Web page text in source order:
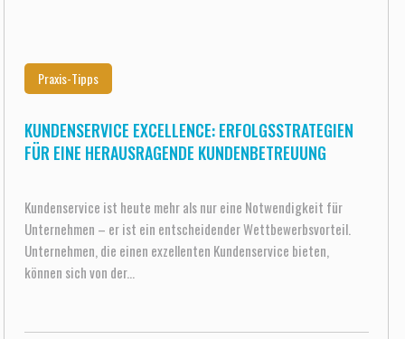
Praxis-Tipps
KUNDENSERVICE EXCELLENCE: ERFOLGSSTRATEGIEN
FÜR EINE HERAUSRAGENDE KUNDENBETREUUNG
Kundenservice ist heute mehr als nur eine Notwendigkeit für
Unternehmen – er ist ein entscheidender Wettbewerbsvorteil.
Unternehmen, die einen exzellenten Kundenservice bieten,
können sich von der...